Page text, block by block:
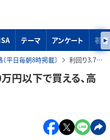
テーマ アンケート 著者
平日毎朝8時掲載〕 利回り3.7％～4.9％。10万円以下で買える、高配当株5選
円以下で買える、高